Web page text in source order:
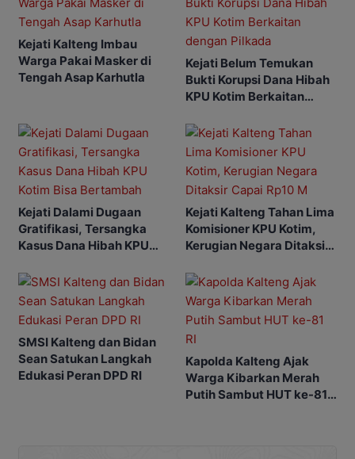
Kejati Kalteng Imbau
Warga Pakai Masker di
Tengah Asap Karhutla
Kejati Belum Temukan
Bukti Korupsi Dana Hibah
KPU Kotim Berkaitan
Kejati Dalami Dugaan
Gratifikasi, Tersangka
Kasus Dana Hibah KPU
Kejati Kalteng Tahan Lima
Komisioner KPU Kotim,
Kerugian Negara Ditaksir
SMSI Kalteng dan Bidan
Sean Satukan Langkah
Edukasi Peran DPD RI
Kapolda Kalteng Ajak
Warga Kibarkan Merah
Putih Sambut HUT ke-81